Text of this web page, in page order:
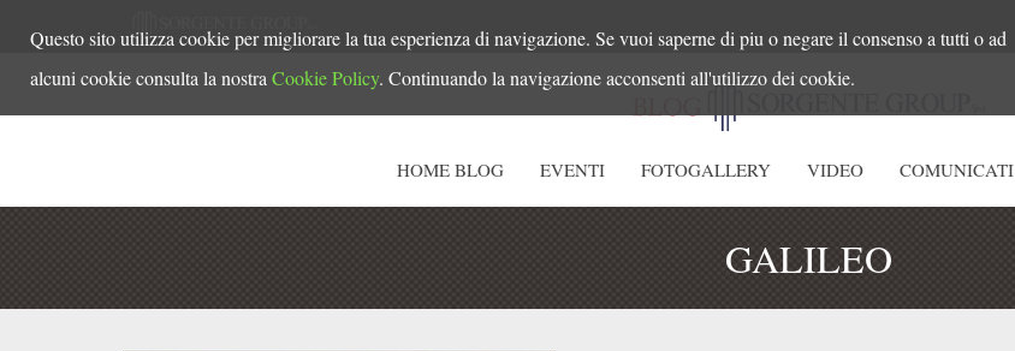
HOME BLOG EVENTI FOTOGALLERY VIDEO COMUNICATI
GALILEO
Questo sito utilizza cookie per migliorare la tua esperienza di navigazione. Se vuoi saperne di piu o negare il consenso a tutti o ad
alcuni cookie consulta la nostra Cookie Policy. Continuando la navigazione acconsenti all'utilizzo dei cookie.